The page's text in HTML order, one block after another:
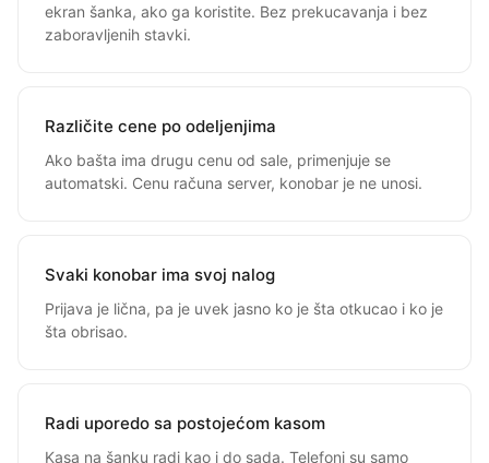
ekran šanka, ako ga koristite. Bez prekucavanja i bez
zaboravljenih stavki.
Različite cene po odeljenjima
Ako bašta ima drugu cenu od sale, primenjuje se
automatski. Cenu računa server, konobar je ne unosi.
Svaki konobar ima svoj nalog
Prijava je lična, pa je uvek jasno ko je šta otkucao i ko je
šta obrisao.
Radi uporedo sa postojećom kasom
Kasa na šanku radi kao i do sada. Telefoni su samo